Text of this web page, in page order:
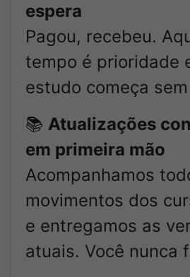
espera
Pagou, recebeu.
tempo é prioridade
estudo começa
📚 Atualizações
em primeira mão
Acompanhamos
movimentos dos
e entregamos as
atuais. Você nunca